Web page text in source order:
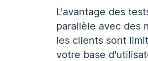
L'avantage des
parallèle avec des
les clients sont
votre base